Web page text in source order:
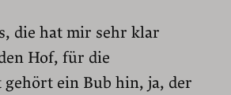
die hat mir sehr klar
Hof, für die
ein Bub hin, ja, der